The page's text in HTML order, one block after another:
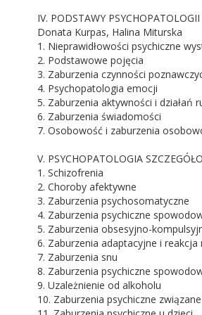
IV. PODSTAWY
Donata Kurpas, Halina Miturska
1. Nieprawidłowości psychiczne
2. Podstawowe pojęcia
3. Zaburzenia czynności
4. Psychopatologia emocji
5. Zaburzenia aktywności i działań
6. Zaburzenia świadomości
7. Osobowość i zaburzenia
V. PSYCHOPATOLOGIA
1. Schizofrenia
2. Choroby afektywne
3. Zaburzenia psychosomatyczne
4. Zaburzenia psychiczne
5. Zaburzenia obsesyjno-
6. Zaburzenia adaptacyjne i reakcja
7. Zaburzenia snu
8. Zaburzenia psychiczne
9. Uzależnienie od alkoholu
10. Zaburzenia psychiczne